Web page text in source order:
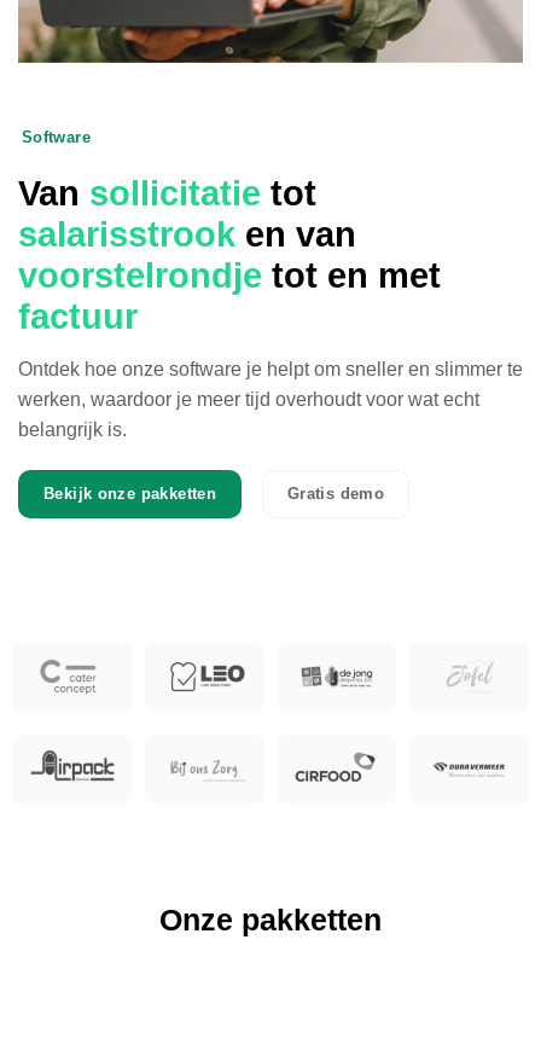
Software
Van sollicitatie tot
salarisstrook en van
voorstelrondje tot en met
factuur
Ontdek hoe onze software je helpt om sneller en slimmer te
werken, waardoor je meer tijd overhoudt voor wat echt
belangrijk is.
Bekijk onze pakketten Gratis demo
Onze pakketten